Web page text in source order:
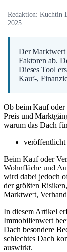
Redaktion: Kuchtin
2025
Der Marktwert
Faktoren ab.
Dieses Tool
Kauf-,
Ob beim Kauf oder
Preis und
warum das Dach
veröffentlicht
Beim Kauf oder
Wohnfläche und
wird dabei jedoch
der größten
Marktwert,
In diesem Artikel
Immobilienwert
Dach besondere
schlechtes Dach
auswirkt.